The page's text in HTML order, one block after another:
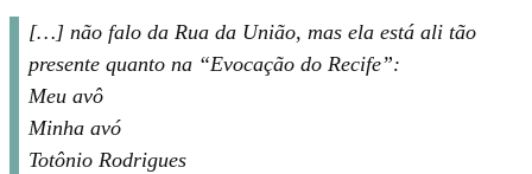
[…] não falo da Rua da União, mas ela está ali tão
presente quanto na “Evocação do Recife”:
Meu avô
Minha avó
Totônio Rodrigues